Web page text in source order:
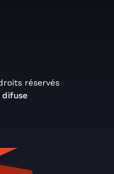
réservés
difuse